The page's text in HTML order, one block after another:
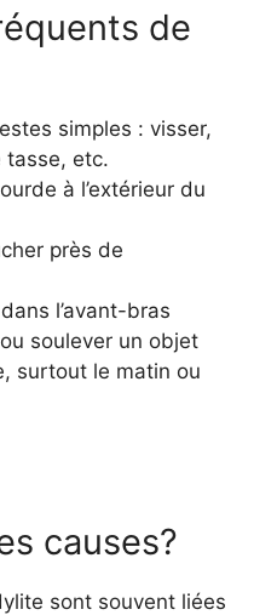
de
simples : visser,
tasse, etc.
à l’extérieur du
près de
l’avant-bras
soulever un objet
surtout le matin ou
causes?
sont souvent liées